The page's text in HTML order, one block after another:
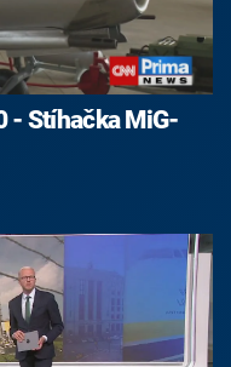
- Stíhačka MiG-